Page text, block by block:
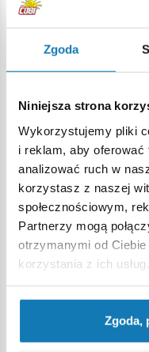
Zgoda
Niniejsza strona
Wykorzystujemy pliki
i reklam, aby oferować
analizować ruch w
korzystasz z naszej
społecznościowym,
Partnerzy mogą
otrzymanymi od
korzystania z ich usług.
Zgoda,
usytuowanych w
ograniczona!
nie zabraknie dla
przedsprzedaży i wejdź
Link do wydarzenia
Bilety online kupisz
Link do mapy Google.
*** UWAGA: Dla
którzy zakupili bilety
wyjątkowy upominek,
Nawigacja zaprowadzi